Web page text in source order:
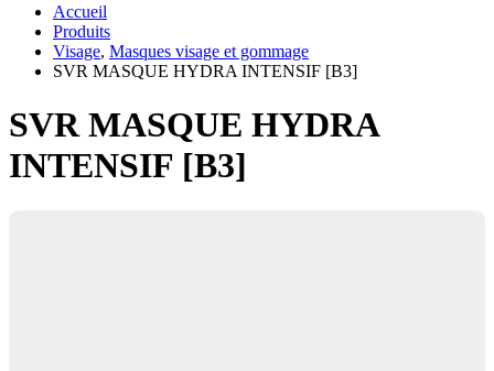
Accueil
Produits
Visage, Masques visage et gommage
SVR MASQUE HYDRA INTENSIF [B3]
SVR MASQUE HYDRA
INTENSIF [B3]